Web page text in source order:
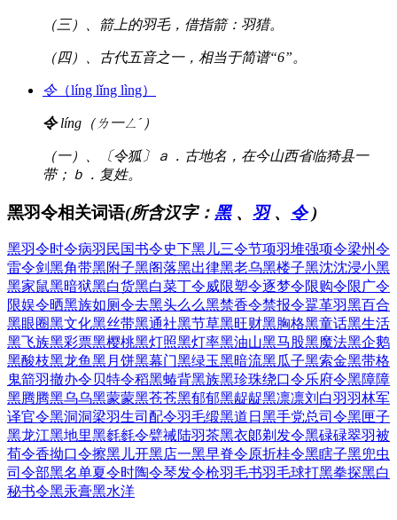
（三）、箭上的羽毛，借指箭：羽猎。
（四）、古代五音之一，相当于简谱“6”。
令（líng lǐng lìng）
令líng（ㄌ一ㄥˊ）
（一）、〔令狐〕ａ．古地名，在今山西省临猗县一
带；ｂ．复姓。
黑羽令相关词语(所含汉字： 黑、 羽、 令)
黑羽令时令病羽民国书令史下黑儿三令节项羽堆强项令梁州令
雷令剑黑角带黑附子黑阁落黑出律黑老乌黑楼子黑沈沈浸小黑
黑家鼠黑暗狱黑白货黑白菜丁令威限塑令逐梦令限购令限广令
限娱令晒黑族如厕令去黑头么么黑禁香令禁报令翨革羽黑百合
黑眼圈黑文化黑丝带黑通社黑节草黑旺财黑胸格黑童话黑生活
黑飞族黑彩票黑樱桃黑灯照黑灯率黑油山黑马股黑魔法黑企鹅
黑酸枝黑龙鱼黑月饼黑幕门黑绿玉黑暗流黑瓜子黑索金黑带格
鬼箭羽撤办令贝特令稻黑蝽背黑族黑珍珠绕口令乐府令黑障障
黑腾腾黑乌乌黑蒙蒙黑苍苍黑郁郁黑龊龊黑凛凛刘白羽羽林军
译官令黑洞洞梁羽生司配令羽毛缎黑道日 黑手党总司令黑匣子
黑龙江黑地里黑毵毵令甓祴陆羽茶黑衣郞剃发令黑碌碌翠羽被
荀令香拗口令擦黑儿开黑店一黑早脊令原折桂令黑瞎子黑兜虫
司令部黑名单夏令时陶令琴发令枪羽毛书羽毛球打黑拳探黑白
秘书令黑汞膏黑水洋